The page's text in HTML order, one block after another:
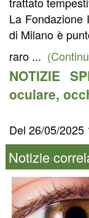
La Fondazione
di Milano è
raro ...
NOTIZIE
oculare,
Del 26/05/2025
Notizie